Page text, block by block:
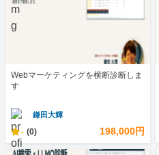
Webマーケティングを横断診断しま
す
鎌田大輝
- (0) 198,000円